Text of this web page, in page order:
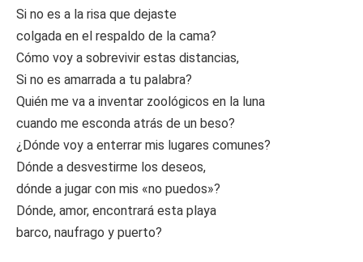
Si no es a la risa que dejaste
colgada en el respaldo de la cama?
Cómo voy a sobrevivir estas distancias,
Si no es amarrada a tu palabra?
Quién me va a inventar zoológicos en la luna
cuando me esconda atrás de un beso?
¿Dónde voy a enterrar mis lugares comunes?
Dónde a desvestirme los deseos,
dónde a jugar con mis «no puedos»?
Dónde, amor, encontrará esta playa
barco, naufrago y puerto?